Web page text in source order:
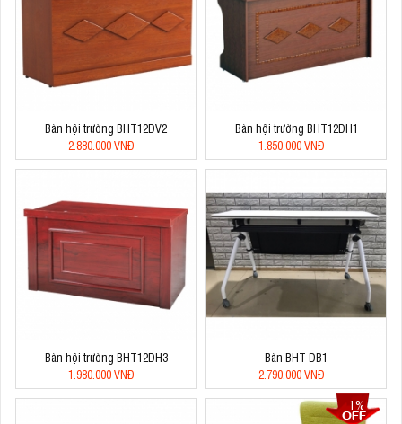
Bàn hội trường BHT12DV2
2.880.000 VNĐ
Bàn hội trường BHT12DH1
1.850.000 VNĐ
Bàn hội trường BHT12DH3
1.980.000 VNĐ
Bàn BHT DB1
2.790.000 VNĐ
1%